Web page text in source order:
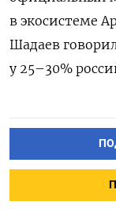
в экосистеме
Шадаев
у 25–30%